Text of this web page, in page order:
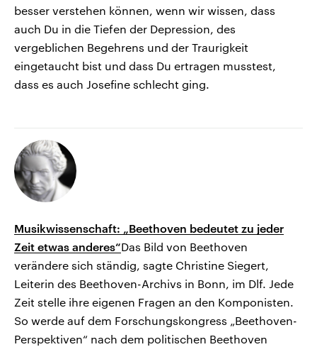
besser verstehen können, wenn wir wissen, dass
auch Du in die Tiefen der Depression, des
vergeblichen Begehrens und der Traurigkeit
eingetaucht bist und dass Du ertragen musstest,
dass es auch Josefine schlecht ging.
Musikwissenschaft: „Beethoven bedeutet zu jeder
Zeit etwas anderes“Das Bild von Beethoven
verändere sich ständig, sagte Christine Siegert,
Leiterin des Beethoven-Archivs in Bonn, im Dlf. Jede
Zeit stelle ihre eigenen Fragen an den Komponisten.
So werde auf dem Forschungskongress „Beethoven-
Perspektiven“ nach dem politischen Beethoven